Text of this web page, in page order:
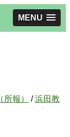
MENU
報） /浜田教